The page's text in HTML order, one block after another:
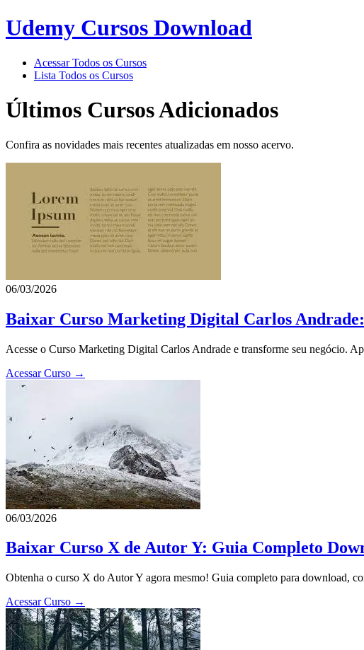
Udemy Cursos Download
Acessar Todos os Cursos
Lista Todos os Cursos
Últimos Cursos Adicionados
Confira as novidades mais recentes atualizadas em nosso acervo.
06/03/2026
Baixar Curso Marketing Digital Carlos
Acesse o Curso Marketing Digital Carlos Andrade e transforme seu negócio.
Acessar Curso →
06/03/2026
Baixar Curso X de Autor Y: Guia Completo
Obtenha o curso X do Autor Y agora mesmo! Guia completo para download,
Acessar Curso →